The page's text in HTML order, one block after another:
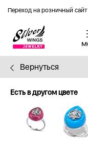
Переход на розничный сайт
Вернуться
Есть в другом цвете